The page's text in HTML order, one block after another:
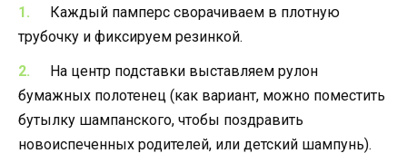
Каждый памперс сворачиваем в плотную
трубочку и фиксируем резинкой.
На центр подставки выставляем рулон
бумажных полотенец (как вариант, можно поместить
бутылку шампанского, чтобы поздравить
новоиспеченных родителей, или детский шампунь).